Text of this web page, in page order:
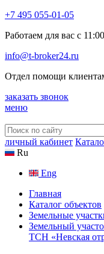
+7 495 055-01-05
Работаем для вас с
info@t-broker24.ru
Отдел помощи
заказать звонок
меню
личный кабинет
Ru
Eng
Главная
Каталог объектов
Земельные
Земельный
ТСН «Невская